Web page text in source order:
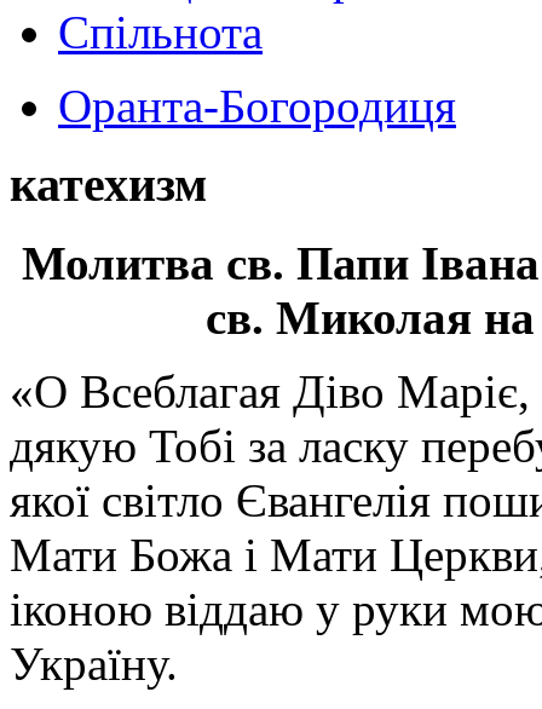
Спільнота
Оранта-Богородиця
катехизм
Молитва св. Папи
св. Миколая на
«О Всеблагая Діво
дякую Тобі за ласку
якої світло Євангелія
Мати Божа і Мати
іконою віддаю у руки
Україну.